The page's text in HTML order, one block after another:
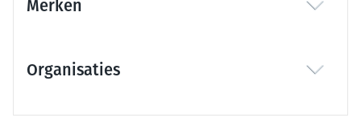
Merken
Organisaties